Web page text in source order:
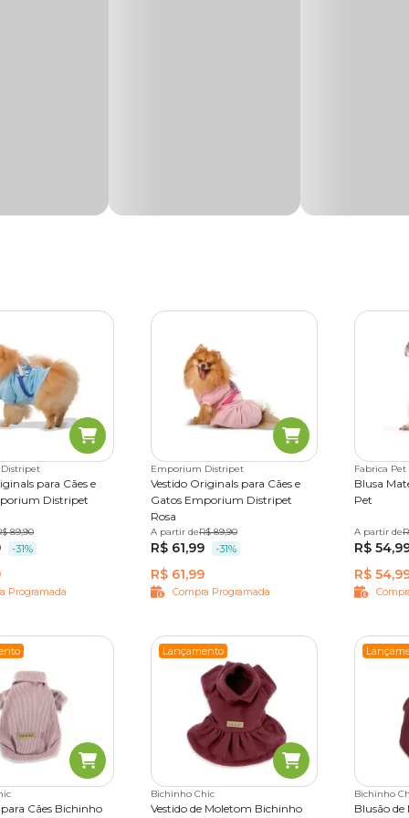
pelos podem se beneficiar de roupas para proteção contra
ao ar livre.
e impedir que o gato fique lambendo a ferida.
que o pet participe da diversão, mas sempre mantendo
mobilidade.
para diferentes climas e ocasiões.
pelo, como os Sphynx, ou gatos mais velhos e filhotes,
são fundamentais para proporcionar o isolamento
e sem restringir seus movimentos.
Natal e Halloween, ou até para qualquer evento que mereça
da diversão de forma charmosa, sem atrapalhar a rotina ou
o gato poderá se divertir enquanto brilha nas
feitas com tecidos leves e respiráveis, ideais para manter o gato
com temperaturas elevadas.
para Cães e
Distripet
M G
89,90
-31%
Programada
Emporium Distripet
Vestido Originals para Cães e
Gatos Emporium Distripet
Rosa
P M G GG
A partir deR$ 89,90
R$ 61,99 -31%
R$ 61,99
Compra Programada
Fabrica Pet
Blusa
Pet
PP P
A partir de
R$
R$
Cães Bichinho
Lançamento
Bichinho Chic
Vestido de Moletom Bichinho
Bichinho
Blusão